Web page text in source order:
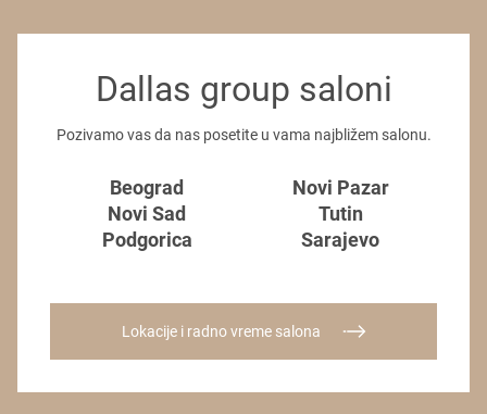
Dallas group saloni
Pozivamo vas da nas posetite u vama najbližem salonu.
Beograd
Novi Sad
Podgorica
Novi Pazar
Tutin
Sarajevo
Lokacije i radno vreme salona